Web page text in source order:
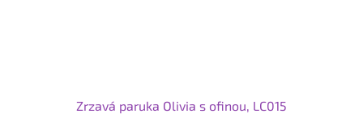
Zrzavá paruka Olivia s ofinou, LC015